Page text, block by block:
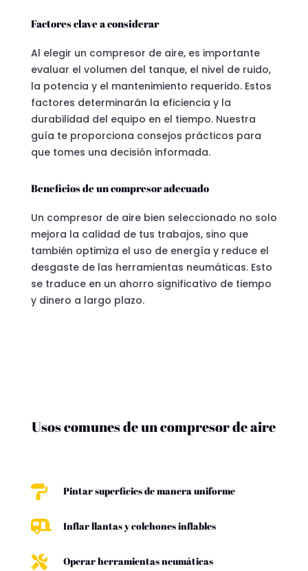
Factores clave a considerar
Al elegir un compresor de aire, es importante
evaluar el volumen del tanque, el nivel de ruido,
la potencia y el mantenimiento requerido. Estos
factores determinarán la eficiencia y la
durabilidad del equipo en el tiempo. Nuestra
guía te proporciona consejos prácticos para
que tomes una decisión informada.
Beneficios de un compresor adecuado
Un compresor de aire bien seleccionado no solo
mejora la calidad de tus trabajos, sino que
también optimiza el uso de energía y reduce el
desgaste de las herramientas neumáticas. Esto
se traduce en un ahorro significativo de tiempo
y dinero a largo plazo.
Usos comunes de un compresor de aire
 Pintar superficies de manera uniforme
 Inflar llantas y colchones inflables
 Operar herramientas neumáticas